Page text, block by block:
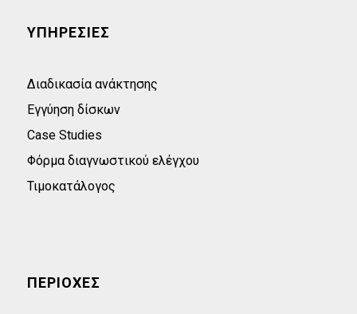
ΥΠΗΡΕΣΙΕΣ
Διαδικασία ανάκτησης
Εγγύηση δίσκων
Case Studies
Φόρμα διαγνωστικού ελέγχου
Τιμοκατάλογος
ΠΕΡΙΟΧΕΣ